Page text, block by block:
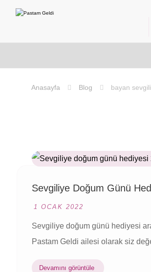
Blog bayan
Sevgiliye Doğum Günü
1 OCAK 2022
Sevgiliye doğum günü hediyesi
Pastam Geldi ailesi olarak siz
Devamını görüntüle